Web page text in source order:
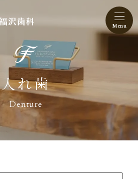
虎ノ門ヒルズ 福沢歯科
入れ歯
Denture